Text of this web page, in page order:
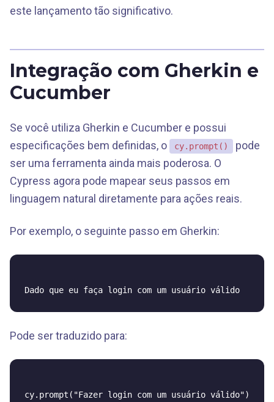
este lançamento tão significativo.
Integração com Gherkin e
Cucumber
Se você utiliza Gherkin e Cucumber e possui
especificações bem definidas, o
cy.prompt()
pode
ser uma ferramenta ainda mais poderosa. O
Cypress agora pode mapear seus passos em
linguagem natural diretamente para ações reais.
Por exemplo, o seguinte passo em Gherkin:
Pode ser traduzido para: